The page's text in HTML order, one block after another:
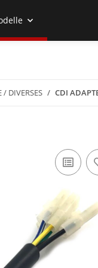
DIVERSES CDI